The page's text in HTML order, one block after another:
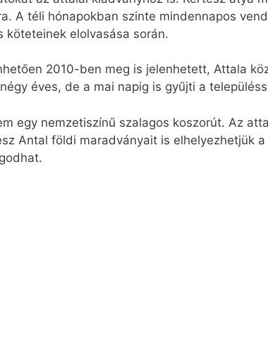
A téli hónapokban szinte mindennapos
elolvasása során.
2010-ben meg is jelenhetett, Attala
éves, de a mai napig is gyűjti a
egy nemzetiszínű szalagos koszorút. Az
Antal földi maradványait is elhelyezhetjük